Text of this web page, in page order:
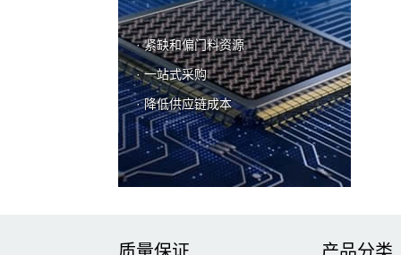
· 紧缺和偏门料资源
· 一站式采购
· 降低供应链成本